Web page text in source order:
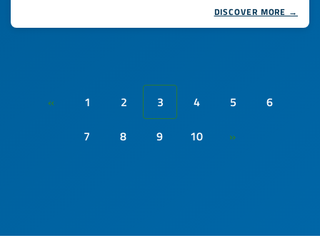
DISCOVER MORE →
« 1 2 3 4 5
6
7
8 9 10 »